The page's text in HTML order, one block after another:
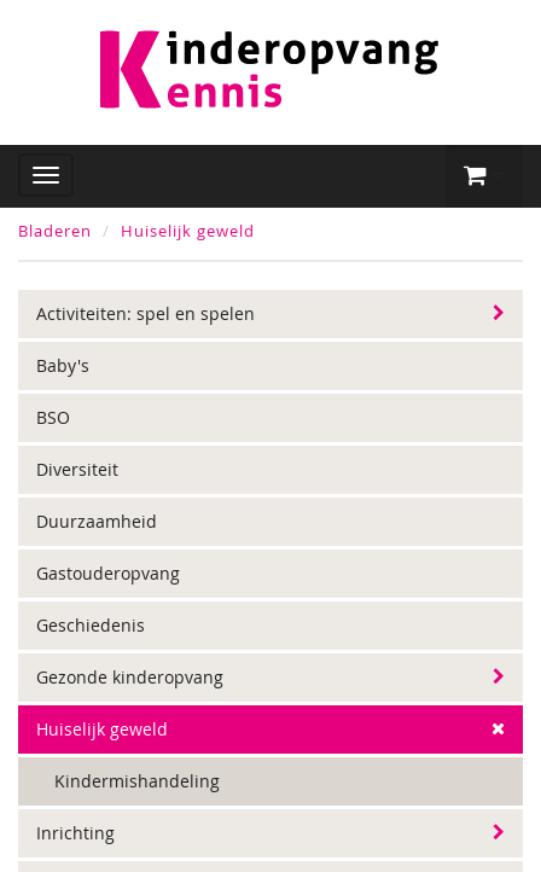
Bladeren Huiselijk geweld
Activiteiten: spel en spelen
Baby's
BSO
Diversiteit
Duurzaamheid
Gastouderopvang
Geschiedenis
Gezonde kinderopvang
Huiselijk geweld
Kindermishandeling
Inrichting